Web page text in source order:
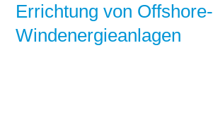
Errichtung von Offshore-
Windenergieanlagen